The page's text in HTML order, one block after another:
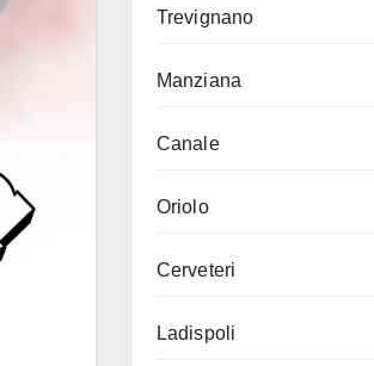
Trevignano
Manziana
Canale
Oriolo
Cerveteri
Ladispoli